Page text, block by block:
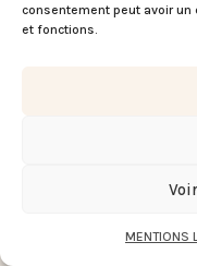
consentement peut avoir
et fonctions.
MENTIONS